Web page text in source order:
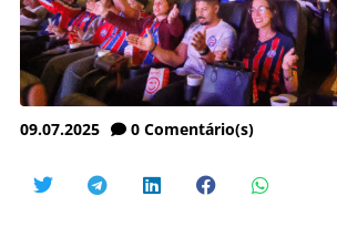
09.07.2025 0 Comentário(s)